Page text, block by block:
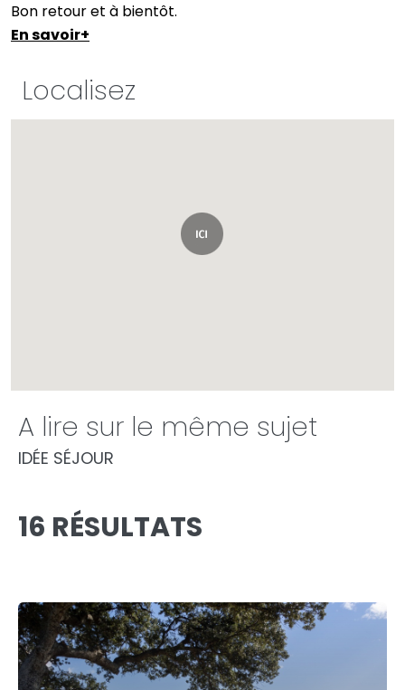
Bon retour et à bientôt.
En savoir+
Localisez
A lire sur le même sujet
IDÉE SÉJOUR
16 RÉSULTATS